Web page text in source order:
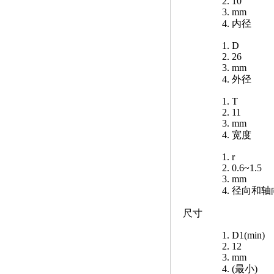
mm
内径
D
26
mm
外径
T
11
mm
宽度
r
0.6~1.5
mm
径向和轴
尺寸
D1(min)
12
mm
(最小)